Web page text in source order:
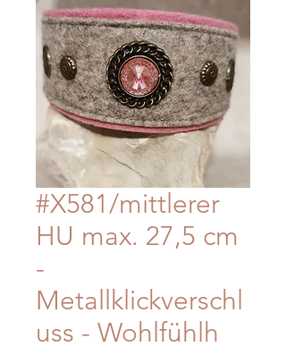
#X581/mittlerer
HU max. 27,5 cm
-
Metallklickverschl
uss - Wohlfühlh